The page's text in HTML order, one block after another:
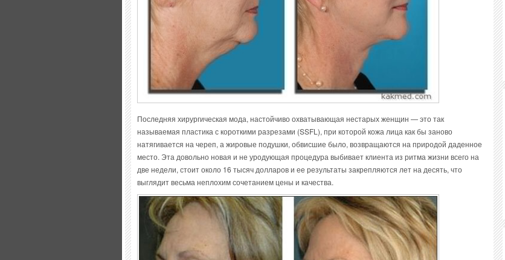
Последняя хирургическая мода, настойчиво охватывающая нестарых женщин — это так
называемая пластика с короткими разрезами (SSFL), при которой кожа лица как бы заново
натягивается на череп, а жировые подушки, обвисшие было, возвращаются на природой даденное
место. Эта довольно новая и не уродующая процедура выбивает клиента из ритма жизни всего на
две недели, стоит около 16 тысяч долларов и ее результаты закрепляются лет на десять, что
выглядит весьма неплохим сочетанием цены и качества.